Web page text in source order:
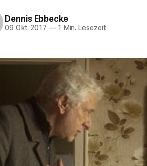
Dennis Ebbecke
09 Okt. 2017 —1 Min. Lesezeit